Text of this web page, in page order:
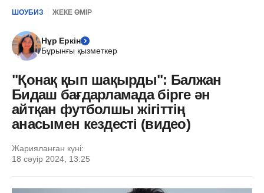
ШОУБИЗ ЖЕКЕ ӨМІР
Нұр Еркін
Бұрынғы қызметкер
"Қонақ қып шақырды": Балжан
Бидаш бағдарламада бірге ән
айтқан футболшы жігіттің
анасымен кездесті (видео)
Жарияланған күні:
18 сәуір 2024, 13:25